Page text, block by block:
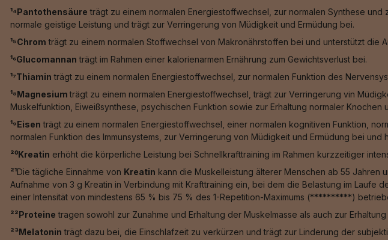
¹⁴Pantothensäure trägt zu einem normalen Energiestoffwechsel, zur normalen Synthese
normale geistige Leistung und trägt zur Verringerung von Müdigkeit und Ermüdung bei.
¹⁵Chrom trägt zu einem normalen Stoffwechsel von Makronährstoffen bei und unterstützt die
¹⁶Glucomannan trägt im Rahmen einer kalorienarmen Ernährung zum Gewichtsverlust bei.
¹⁷Thiamin trägt zu einem normalen Energiestoffwechsel, zur normalen Funktion des
¹⁸Magnesiumträgt zu einem normalen Energiestoffwechsel, trägt zur Verringerung vin
Muskelfunktion, Eiweißsynthese, psychischen Funktion sowie zur Erhaltung normaler
¹⁹Eisen trägt zu einem normalen Energiestoffwechsel, einer normalen kognitiven Funktion,
normalen Funktion des Immunsystems, zur Verringerung von Müdigkeit und Ermüdung bei und
²⁰Kreatin erhöht die körperliche Leistung bei Schnellkrafttraining im Rahmen kurzzeitiger
²¹Die tägliche Einnahme von Kreatin kann die Muskelleistung älterer Menschen ab 55 Jahren
Aufnahme von 3 g Kreatin in Verbindung mit Krafttraining ein, bei dem die Belastung im
einer Intensität von mindestens 65 % bis 75 % des 1-Repetition-Maximums (**********)
²²Proteine tragen sowohl zur Zunahme und Erhaltung der Muskelmasse als auch zur
²³Melatonin trägt dazu bei, die Einschlafzeit zu verkürzen und trägt zur Linderung der